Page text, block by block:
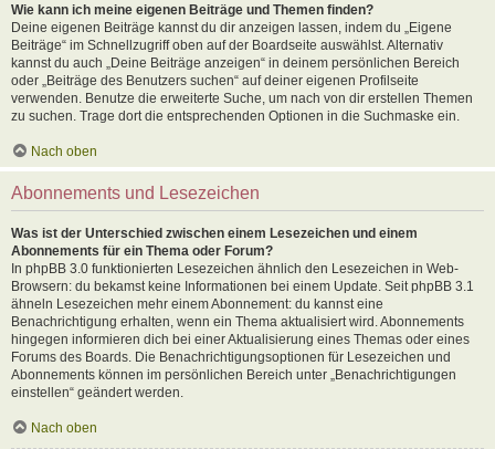
Wie kann ich meine eigenen Beiträge und Themen finden?
Deine eigenen Beiträge kannst du dir anzeigen lassen, indem du „Eigene
Beiträge“ im Schnellzugriff oben auf der Boardseite auswählst. Alternativ
kannst du auch „Deine Beiträge anzeigen“ in deinem persönlichen Bereich
oder „Beiträge des Benutzers suchen“ auf deiner eigenen Profilseite
verwenden. Benutze die erweiterte Suche, um nach von dir erstellen Themen
zu suchen. Trage dort die entsprechenden Optionen in die Suchmaske ein.
Nach oben
Abonnements und Lesezeichen
Was ist der Unterschied zwischen einem Lesezeichen und einem
Abonnements für ein Thema oder Forum?
In phpBB 3.0 funktionierten Lesezeichen ähnlich den Lesezeichen in Web-
Browsern: du bekamst keine Informationen bei einem Update. Seit phpBB 3.1
ähneln Lesezeichen mehr einem Abonnement: du kannst eine
Benachrichtigung erhalten, wenn ein Thema aktualisiert wird. Abonnements
hingegen informieren dich bei einer Aktualisierung eines Themas oder eines
Forums des Boards. Die Benachrichtigungsoptionen für Lesezeichen und
Abonnements können im persönlichen Bereich unter „Benachrichtigungen
einstellen“ geändert werden.
Nach oben